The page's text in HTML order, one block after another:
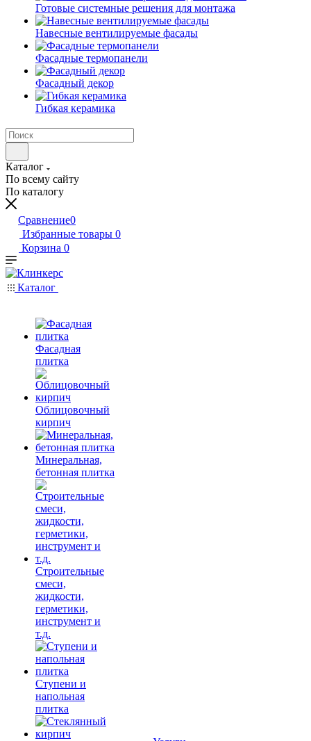
Готовые системные решения для монтажа
Навесные вентилируемые фасады
Фасадные термопанели
Фасадный декор
Гибкая керамика
Каталог
По всему сайту
По каталогу
Сравнение0
Избранные товары 0
Корзина 0
Каталог
Фасадная
плитка
Облицовочный
кирпич
Минеральная,
бетонная плитка
Строительные
смеси,
жидкости,
герметики,
инструмент и
т.д.
Ступени и
напольная
плитка